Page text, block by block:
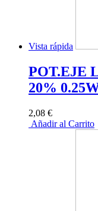
Vista rápida
POT.EJE
20%
2,08 €
Añadir al Carrito